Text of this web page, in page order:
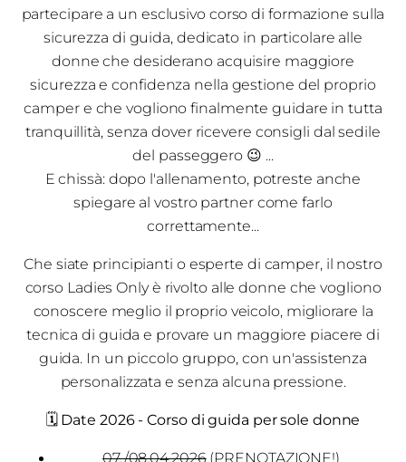
partecipare a un esclusivo corso di formazione sulla
sicurezza di guida, dedicato in particolare alle
donne che desiderano acquisire maggiore
sicurezza e confidenza nella gestione del proprio
camper e che vogliono finalmente guidare in tutta
tranquillità, senza dover ricevere consigli dal sedile
del passeggero 😉 ...
E chissà: dopo l'allenamento, potreste anche
spiegare al vostro partner come farlo
correttamente...
Che siate principianti o esperte di camper, il nostro
corso Ladies Only è rivolto alle donne che vogliono
conoscere meglio il proprio veicolo, migliorare la
tecnica di guida e provare un maggiore piacere di
guida. In un piccolo gruppo, con un'assistenza
personalizzata e senza alcuna pressione.
🗓 Date 2026 - Corso di guida per sole donne
07./08.04.2026(PRENOTAZIONE!)